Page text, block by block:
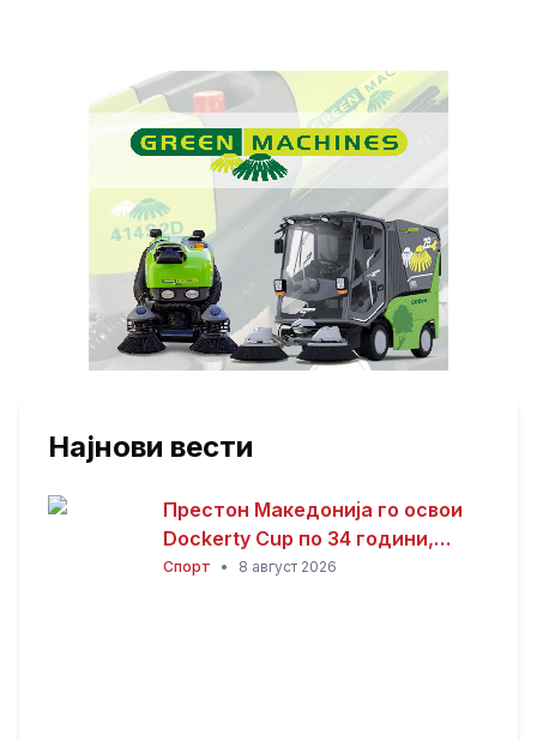
Најнови вести
Престон Македонија го освои
Dockerty Cup по 34 години,
Тевере прогласен за најдобар
Спорт • 8 август 2026